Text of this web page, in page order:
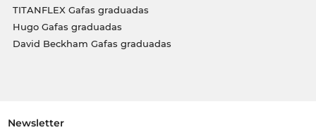
TITANFLEX Gafas graduadas
Hugo Gafas graduadas
David Beckham Gafas graduadas
Newsletter